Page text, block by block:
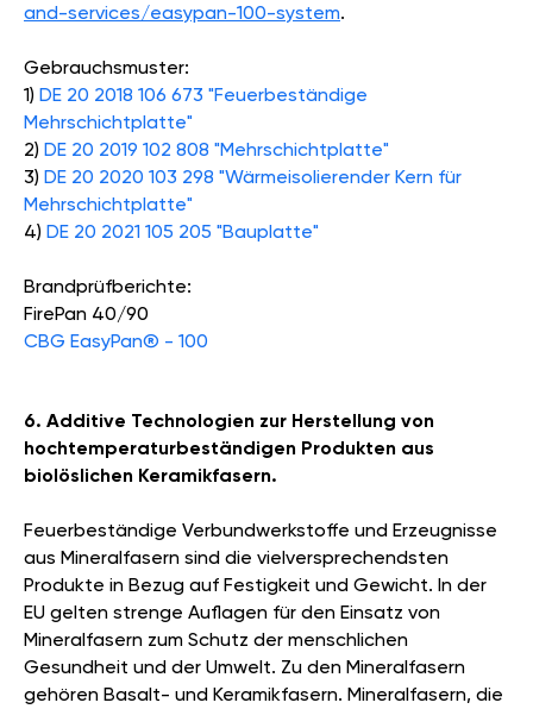
and-services/easypan-100-system.
Gebrauchsmuster:
1) DE 20 2018 106 673 "Feuerbeständige
Mehrschichtplatte"
2) DE 20 2019 102 808 "Mehrschichtplatte"
3) DE 20 2020 103 298 "Wärmeisolierender Kern für
Mehrschichtplatte"
4) DE 20 2021 105 205 "Bauplatte"
Brandprüfberichte:
FirePan 40/90
CBG EasyPan® - 100
6. Additive Technologien zur Herstellung von
hochtemperaturbeständigen Produkten aus
biolöslichen Keramikfasern.
Feuerbeständige Verbundwerkstoffe und Erzeugnisse
aus Mineralfasern sind die vielversprechendsten
Produkte in Bezug auf Festigkeit und Gewicht. In der
EU gelten strenge Auflagen für den Einsatz von
Mineralfasern zum Schutz der menschlichen
Gesundheit und der Umwelt. Zu den Mineralfasern
gehören Basalt- und Keramikfasern. Mineralfasern, die